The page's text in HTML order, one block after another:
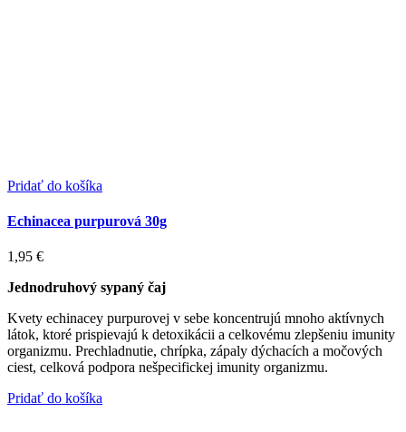
Pridať do košíka
Echinacea purpurová 30g
1,95 €
Jednodruhový sypaný čaj
Kvety echinacey purpurovej v sebe koncentrujú mnoho aktívnych
látok, ktoré prispievajú k detoxikácii a celkovému zlepšeniu imunity
organizmu. Prechladnutie, chrípka, zápaly dýchacích a močových
ciest, celková podpora nešpecifickej imunity organizmu.
Pridať do košíka